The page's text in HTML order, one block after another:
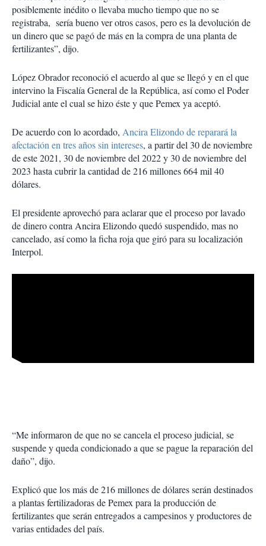
posiblemente inédito o llevaba mucho tiempo que no se
registraba, sería bueno ver otros casos, pero es la devolución de
un dinero que se pagó de más en la compra de una planta de
fertilizantes”, dijo.
López Obrador reconoció el acuerdo al que se llegó y en el que
intervino la Fiscalía General de la República, así como el Poder
Judicial ante el cual se hizo éste y que Pemex ya aceptó.
De acuerdo con lo acordado, Ancira Elizondo de reparará la
afectación en tres años sin intereses, a partir del 30 de noviembre
de este 2021, 30 de noviembre del 2022 y 30 de noviembre del
2023 hasta cubrir la cantidad de 216 millones 664 mil 40
dólares.
El presidente aprovechó para aclarar que el proceso por lavado
de dinero contra Ancira Elizondo quedó suspendido, mas no
cancelado, así como la ficha roja que giró para su localización
Interpol.
“Me informaron de que no se cancela el proceso judicial, se
suspende y queda condicionado a que se pague la reparación del
daño”, dijo.
Explicó que los más de 216 millones de dólares serán destinados
a plantas fertilizadoras de Pemex para la producción de
fertilizantes que serán entregados a campesinos y productores de
varias entidades del país.